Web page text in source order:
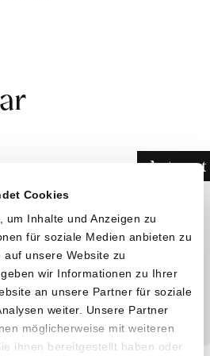
Cookies
um Inhalte und Anzeigen zu
für soziale Medien anbieten zu
unsere Website zu
wir Informationen zu Ihrer
an unsere Partner für soziale
weiter. Unsere Partner
möglicherweise mit weiteren
ihnen bereitgestellt haben oder
Branko Bürgin
und
Dank für den tollen
der
Produzenten.
Antwort
!
werden, wenn
machen
über die
und ihre einzigartigen